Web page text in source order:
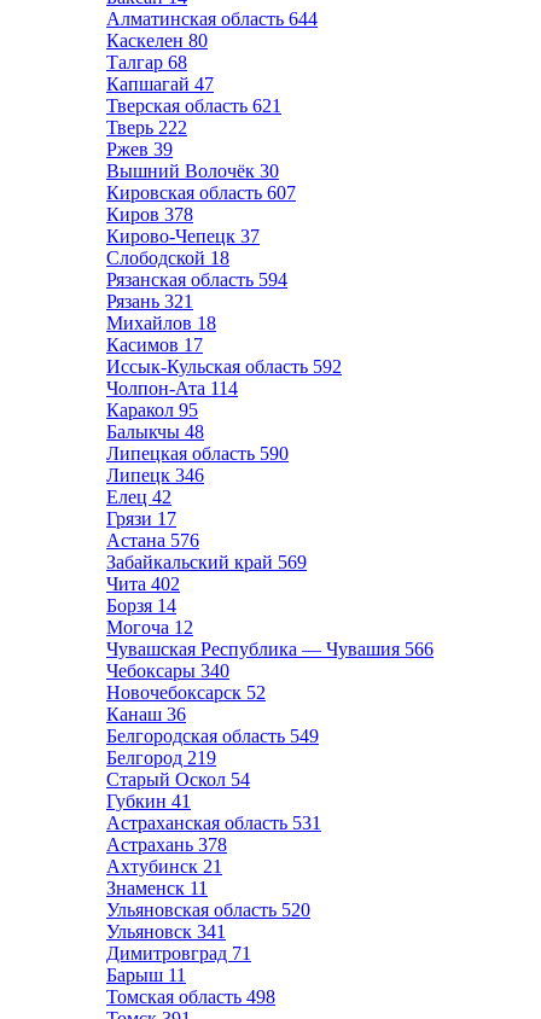
Алматинская область 644
Каскелен 80
Талгар 68
Капшагай 47
Тверская область 621
Тверь 222
Ржев 39
Вышний Волочёк 30
Кировская область 607
Киров 378
Кирово-Чепецк 37
Слободской 18
Рязанская область 594
Рязань 321
Михайлов 18
Касимов 17
Иссык-Кульская область 592
Чолпон-Ата 114
Каракол 95
Балыкчы 48
Липецкая область 590
Липецк 346
Елец 42
Грязи 17
Астана 576
Забайкальский край 569
Чита 402
Борзя 14
Могоча 12
Чувашская Республика — Чувашия 566
Чебоксары 340
Новочебоксарск 52
Канаш 36
Белгородская область 549
Белгород 219
Старый Оскол 54
Губкин 41
Астраханская область 531
Астрахань 378
Ахтубинск 21
Знаменск 11
Ульяновская область 520
Ульяновск 341
Димитровград 71
Барыш 11
Томская область 498